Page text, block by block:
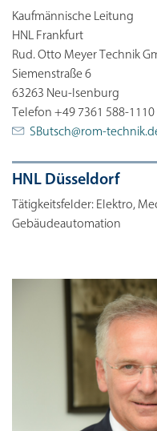
Kaufmännische Leitung
HNL Frankfurt
Rud. Otto Meyer Technik
Siemenstraße 6
63263 Neu-Isenburg
Telefon +49 7361 588-1110
SButsch@rom-
HNL Düsseldorf
Tätigkeitsfelder: Elektro,
Gebäudeautomation